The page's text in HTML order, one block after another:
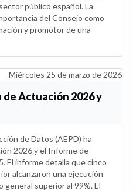
público español. La
del Consejo como
y promotor de una
Miércoles 25 de marzo de 2026
de Actuación 2026 y
de Datos (AEPD) ha
2026 y el Informe de
El informe detalla que cinco
alcanzaron una ejecución
general superior al 99%. El